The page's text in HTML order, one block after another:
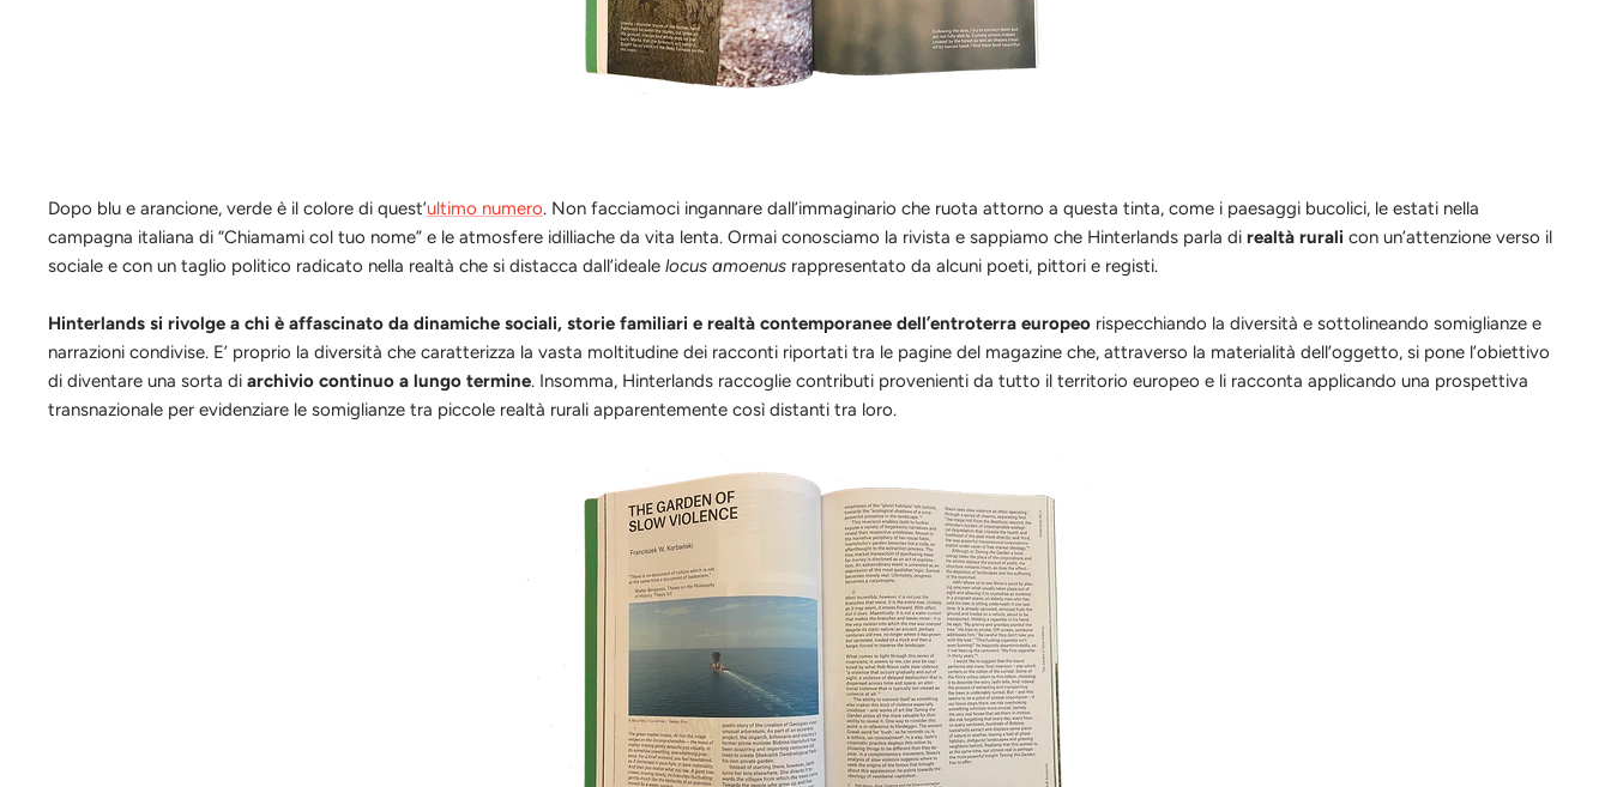
Dopo blu e arancione, verde è il colore di quest’ultimo numero. Non facciamoci ingannare dall’immaginario che ruota attorno a questa tinta, come i paesaggi bucolici, le estati nella
campagna italiana di “Chiamami col tuo nome” e le atmosfere idilliache da vita lenta. Ormai conosciamo la rivista e sappiamo che Hinterlands parla di realtà rurali con un’attenzione verso il
sociale e con un taglio politico radicato nella realtà che si distacca dall’ideale locus amoenus rappresentato da alcuni poeti, pittori e registi.
Hinterlands si rivolge a chi è affascinato da dinamiche sociali, storie familiari e realtà contemporanee dell’entroterra europeo rispecchiando la diversità e sottolineando somiglianze e
narrazioni condivise. E’ proprio la diversità che caratterizza la vasta moltitudine dei racconti riportati tra le pagine del magazine che, attraverso la materialità dell’oggetto, si pone l’obiettivo
di diventare una sorta di archivio continuo a lungo termine. Insomma, Hinterlands raccoglie contributi provenienti da tutto il territorio europeo e li racconta applicando una prospettiva
transnazionale per evidenziare le somiglianze tra piccole realtà rurali apparentemente così distanti tra loro.